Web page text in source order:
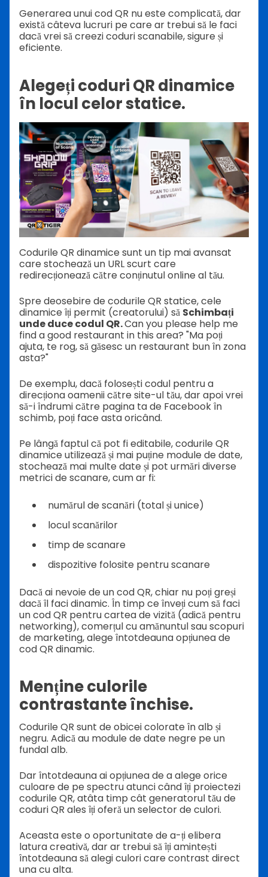
Generarea unui cod QR nu este complicată, dar
există câteva lucruri pe care ar trebui să le faci
dacă vrei să creezi coduri scanabile, sigure și
eficiente.
Alegeți coduri QR dinamice
în locul celor statice.
Codurile QR dinamice sunt un tip mai avansat
care stochează un URL scurt care
redirecționează către conținutul online al tău.
Spre deosebire de codurile QR statice, cele
dinamice îți permit (creatorului) să Schimbați
unde duce codul QR.Can you please help me
find a good restaurant in this area? "Ma poți
ajuta, te rog, să găsesc un restaurant bun în zona
asta?"
De exemplu, dacă folosești codul pentru a
direcționa oamenii către site-ul tău, dar apoi vrei
să-i îndrumi către pagina ta de Facebook în
schimb, poți face asta oricând.
Pe lângă faptul că pot fi editabile, codurile QR
dinamice utilizează și mai puține module de date,
stochează mai multe date și pot urmări diverse
metrici de scanare, cum ar fi:
numărul de scanări (total și unice)
locul scanărilor
timp de scanare
dispozitive folosite pentru scanare
Dacă ai nevoie de un cod QR, chiar nu poți greși
dacă îl faci dinamic. În timp ce înveți cum să faci
un cod QR pentru cartea de vizită (adică pentru
networking), comerțul cu amănuntul sau scopuri
de marketing, alege întotdeauna opțiunea de
cod QR dinamic.
Menține culorile
contrastante închise.
Codurile QR sunt de obicei colorate în alb și
negru. Adică au module de date negre pe un
fundal alb.
Dar întotdeauna ai opțiunea de a alege orice
culoare de pe spectru atunci când îți proiectezi
codurile QR, atâta timp cât generatorul tău de
coduri QR ales îți oferă un selector de culori.
Aceasta este o oportunitate de a-ți elibera
latura creativă, dar ar trebui să îți amintești
întotdeauna să alegi culori care contrast direct
una cu alta.